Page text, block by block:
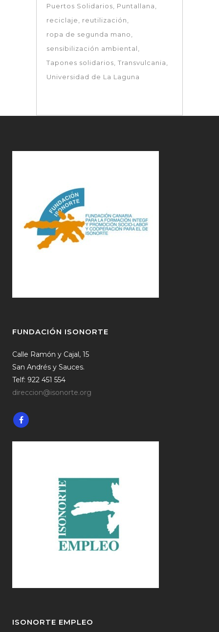
Puertos Solidarios
Puntallana
reciclaje
reutilización
ropa de segunda mano
sensibilización ambiental
Tapones solidarios Transvulcania
Universidad de La Laguna
FUNDACIÓN ISONORTE
Calle Ramón y Cajal, 15
San Andrés y Sauces.
Telf: 922 451 554
direccion@isonorte.org
ISONORTE EMPLEO